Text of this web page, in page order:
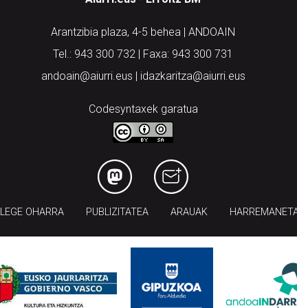
Arantzibia plaza, 4-5 behea | ANDOAIN
Tel.: 943 300 732 | Faxa: 943 300 731
andoain@aiurri.eus | idazkaritza@aiurri.eus
Codesyntaxek garatua
LEGE OHARRA PUBLIZITATEA ARAUAK